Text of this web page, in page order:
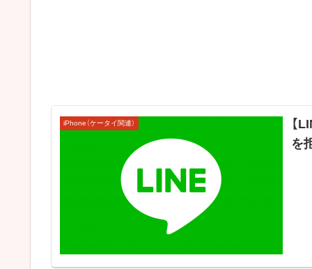
iPhone（ケータイ関連）
【
を